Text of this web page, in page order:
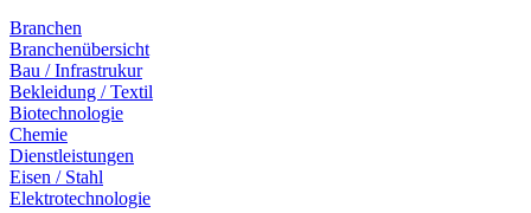
Branchen
Branchenübersicht
Bau / Infrastrukur
Bekleidung / Textil
Biotechnologie
Chemie
Dienstleistungen
Eisen / Stahl
Elektrotechnologie